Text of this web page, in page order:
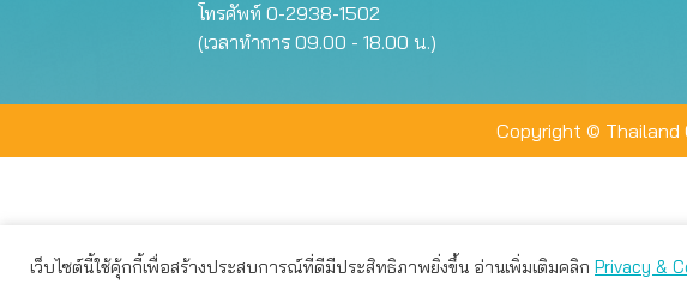
โทรศัพท์ 0-2938-1502
(เวลาทำการ 09.00 - 18.00 น.)
Copyright © Thailand
เว็บไซต์นี้ใช้คุ้กกี้เพื่อสร้างประสบการณ์ที่ดีมีประสิทธิภาพยิ่งขึ้น อ่านเพิ่มเติมคลิก Privacy &
เว็บไซต์นี้ใช้คุกกี้เพื่อมอบประสบการณ์การใช้งานที่ดีให้แก่ท่าน คุณสามารถเลือกตั้